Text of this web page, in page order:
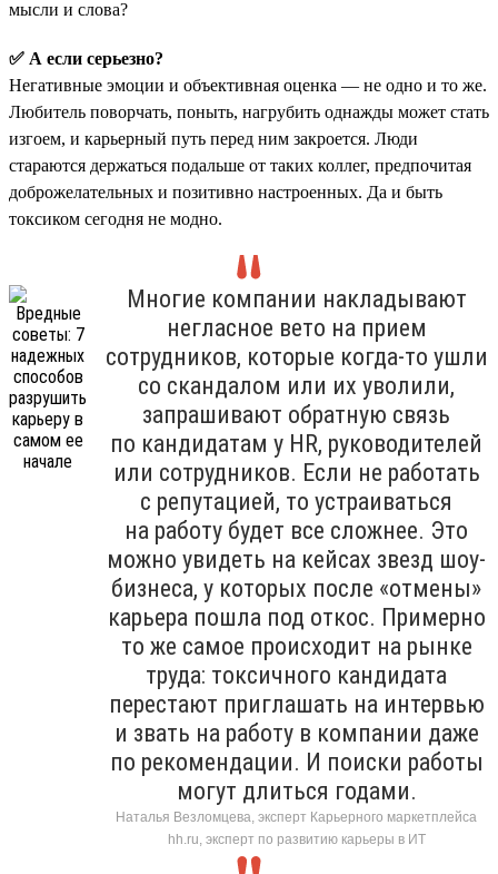
мысли и слова?
✅ А если серьезно?
Негативные эмоции и объективная оценка — не одно и то же.
Любитель поворчать, поныть, нагрубить однажды может стать
изгоем, и карьерный путь перед ним закроется. Люди
стараются держаться подальше от таких коллег, предпочитая
доброжелательных и позитивно настроенных. Да и быть
токсиком сегодня не модно.
Многие компании накладывают
негласное вето на прием
сотрудников, которые когда-то ушли
со скандалом или их уволили,
запрашивают обратную связь
по кандидатам у HR, руководителей
или сотрудников. Если не работать
с репутацией, то устраиваться
на работу будет все сложнее. Это
можно увидеть на кейсах звезд шоу-
бизнеса, у которых после «отмены»
карьера пошла под откос. Примерно
то же самое происходит на рынке
труда: токсичного кандидата
перестают приглашать на интервью
и звать на работу в компании даже
по рекомендации. И поиски работы
могут длиться годами.
Наталья Везломцева, эксперт Карьерного маркетплейса
hh.ru, эксперт по развитию карьеры в ИТ